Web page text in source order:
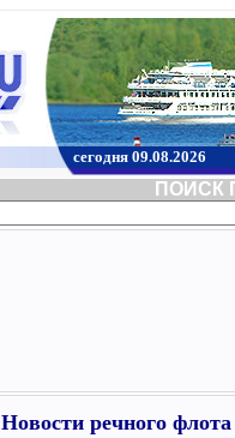
сегодня 09.08.2026
ПОИСК
Новости речного